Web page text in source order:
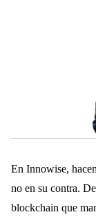
En Innowise,
no en su contra.
blockchain que